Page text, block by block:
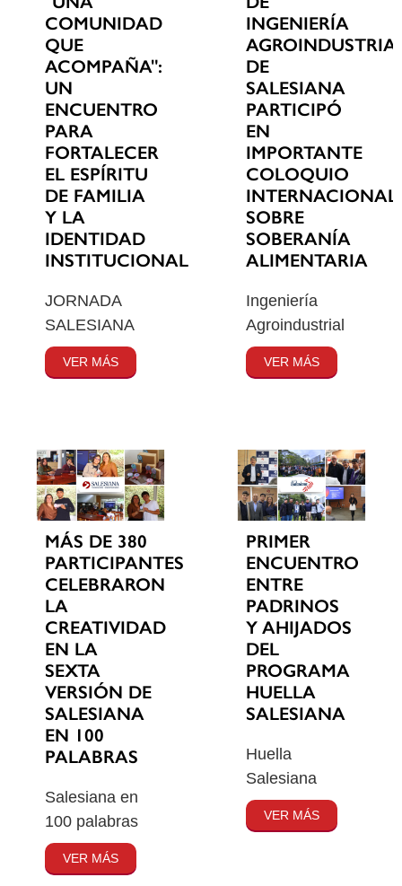
COMUNIDAD
QUE
ACOMPAÑA":
UN
ENCUENTRO
PARA
FORTALECER
EL ESPÍRITU
DE FAMILIA
Y LA
IDENTIDAD
INSTITUCIONAL
JORNADA
SALESIANA
VER MÁS
INGENIERÍA
DE
SALESIANA
PARTICIPÓ
EN
IMPORTANTE
COLOQUIO
INTERNACIONAL
SOBRE
SOBERANÍA
ALIMENTARIA
Ingeniería
Agroindustrial
VER MÁS
MÁS DE 380
PARTICIPANTES
CELEBRARON
LA
CREATIVIDAD
EN LA
SEXTA
VERSIÓN DE
SALESIANA
EN 100
PALABRAS
Salesiana en
100 palabras
VER MÁS
PRIMER
ENCUENTRO
ENTRE
PADRINOS
Y AHIJADOS
DEL
PROGRAMA
HUELLA
SALESIANA
Huella
Salesiana
VER MÁS